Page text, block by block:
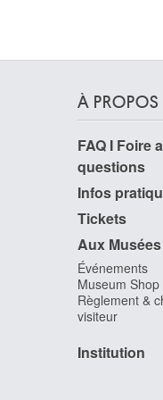
À PROPOS
FAQ I Foire
questions
Infos
Tickets
Aux Musées
Événements
Museum Shop
Règlement &
visiteur
Institution